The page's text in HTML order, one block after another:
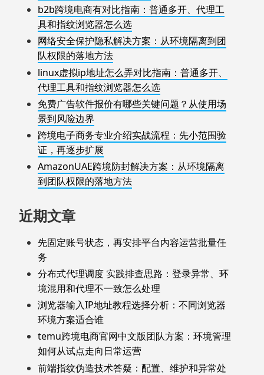
b2b跨境电商有对比指南：普通多开、代理工
具和指纹浏览器怎么选
网络安全保护隐私解决方案：从环境隔离到团
队权限的落地方法
linux虚拟ip地址怎么弄对比指南：普通多开、
代理工具和指纹浏览器怎么选
免费广告软件报价有哪些关键问题？从使用场
景到风险边界
跨境电子商务专业介绍实战流程：先小范围验
证，再逐步扩展
AmazonUAE跨境防封解决方案：从环境隔离
到团队权限的落地方法
近期文章
先固定账号状态，再安排平台内容运营批量任
务
分布式代理调度 实践排查思路：登录异常、环
境混用和代理不一致怎么处理
浏览器输入IP地址教程选择分析：不同浏览器
环境方案适合谁
temu跨境电商官网中文版团队方案：环境管理
如何从试点走向日常运营
前端指纹伪造技术答疑：配置、维护和异常处